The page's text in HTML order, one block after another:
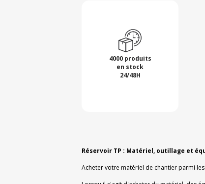
4000 produits
en stock
24/48H
Réservoir TP : Matériel, outillage et
Acheter votre matériel de chantier parmi